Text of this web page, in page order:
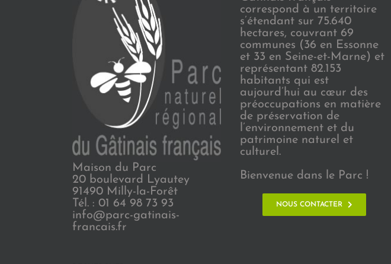
Maison du Parc
20 boulevard Lyautey
91490 Milly-la-Forêt
Tél. : 01 64 98 73 93
info@parc-gatinais-
francais.fr
correspond à un territoire
s’étendant sur 75.640
hectares, couvrant 69
communes (36 en Essonne
et 33 en Seine-et-Marne) et
représentant 82.153
habitants qui est
aujourd’hui au cœur des
préoccupations en matière
de préservation de
l’environnement et du
patrimoine naturel et
culturel.
Bienvenue dans le Parc !
NOUS CONTACTER